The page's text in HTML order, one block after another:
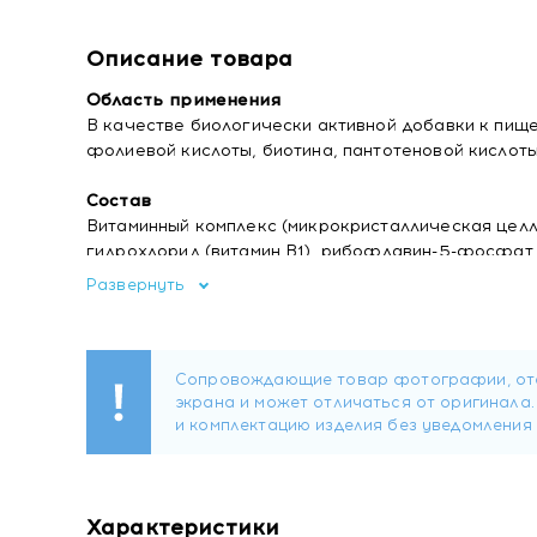
Описание товара
Область применения
В качестве биологически активной добавки к
фолиевой кислоты, биотина, пантотеновой
Состав
Витаминный комплекс (микрокристаллическая
гидрохлорид (витамин В1), рибофлавин-5-фосфат
(пантотеновая кислота), пиридоксина
смесь рисового экстракта (экстракт рисовых
(носитель), масло подсолнуха (Helianthus annuus)).
Форма выпуска
Капсулы массой 924 мг.
• витамин В1 (тиамин) - 1,8 мг;
Развернуть
Характеристики